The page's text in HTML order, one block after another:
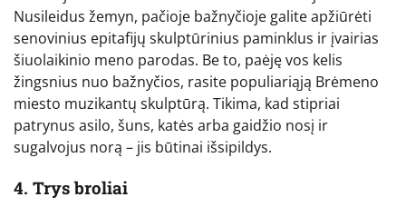
Nusileidus žemyn, pačioje bažnyčioje galite apžiūrėti
senovinius epitafijų skulptūrinius paminklus ir įvairias
šiuolaikinio meno parodas. Be to, paėję vos kelis
žingsnius nuo bažnyčios, rasite populiariąją Brėmeno
miesto muzikantų skulptūrą. Tikima, kad stipriai
patrynus asilo, šuns, katės arba gaidžio nosį ir
sugalvojus norą – jis būtinai išsipildys.
4. Trys broliai